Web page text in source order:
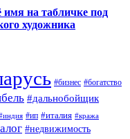
имя на табличке под
художника
#бизнес #богатство
#дальнобойщик
#ип #италия #кража
#недвижимость